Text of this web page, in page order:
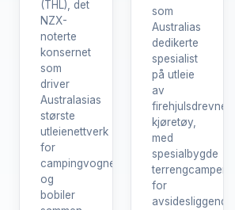
(THL), det
NZX-
noterte
konsernet
som
driver
Australasias
største
utleienettverk
for
campingvogner
og
bobiler
som
Australias
dedikerte
spesialist
på utleie
av
firehjulsdrevne
kjøretøy,
med
spesialbygde
terrengcampere
for
avsidesliggende